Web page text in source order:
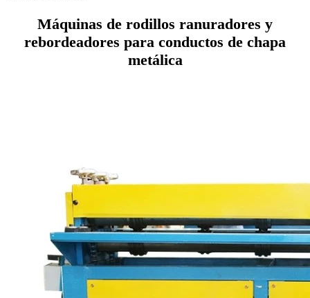
Máquinas de rodillos ranuradores y
rebordeadores para conductos de chapa
metálica